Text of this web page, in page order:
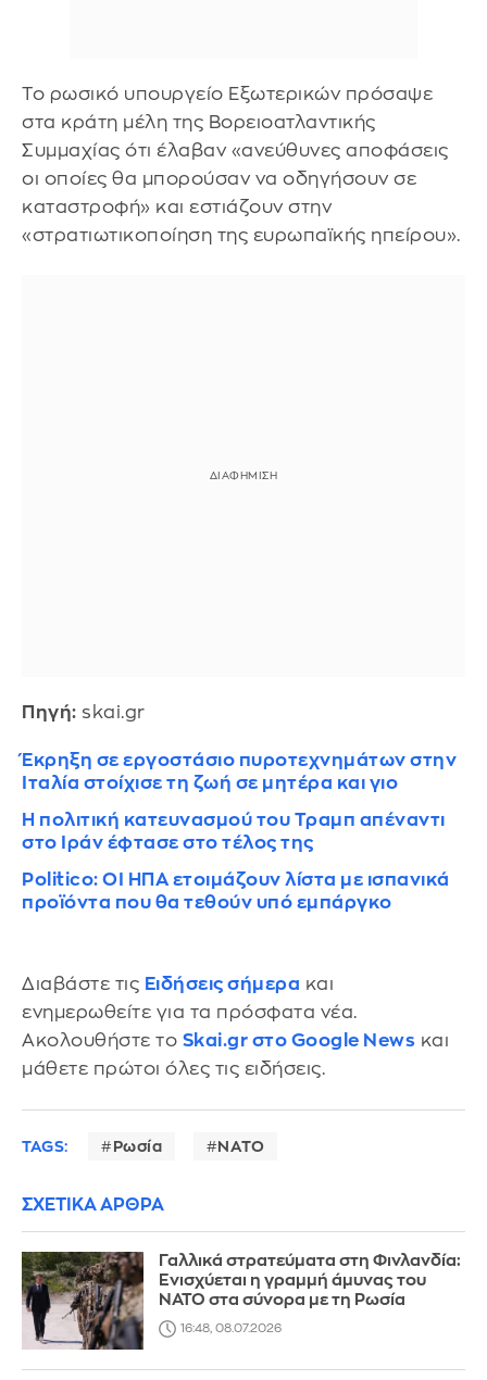
Το ρωσικό υπουργείο Εξωτερικών πρόσαψε
στα κράτη μέλη της Βορειοατλαντικής
Συμμαχίας ότι έλαβαν «ανεύθυνες αποφάσεις
οι οποίες θα μπορούσαν να οδηγήσουν σε
καταστροφή» και εστιάζουν στην
«στρατιωτικοποίηση της ευρωπαϊκής ηπείρου».
Πηγή: skai.gr
Έκρηξη σε εργοστάσιο πυροτεχνημάτων στην
Ιταλία στοίχισε τη ζωή σε μητέρα και γιο
Η πολιτική κατευνασμού του Τραμπ απέναντι
στο Ιράν έφτασε στο τέλος της
Politico: ΟΙ ΗΠΑ ετοιμάζουν λίστα με ισπανικά
προϊόντα που θα τεθούν υπό εμπάργκο
Διαβάστε τις Ειδήσεις σήμερα και
ενημερωθείτε για τα πρόσφατα νέα.
Ακολουθήστε το Skai.gr στο Google News και
μάθετε πρώτοι όλες τις ειδήσεις.
TAGS: Ρωσία ΝΑΤΟ
ΣΧΕΤΙΚΑ ΑΡΘΡΑ
Γαλλικά στρατεύματα στη Φινλανδία:
Ενισχύεται η γραμμή άμυνας του
ΝΑΤΟ στα σύνορα με τη Ρωσία
16:48, 08.07.2026